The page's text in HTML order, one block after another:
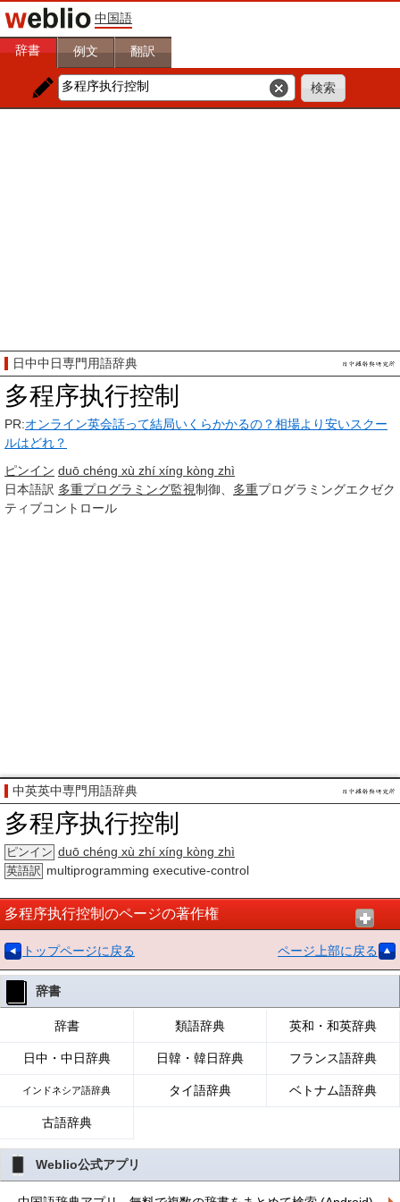
中国語
辞書 例文 翻訳
日中中日専門用語辞典
多程序执行控制
PR:オンライン英会話って結局いくらかかるの？相場より安いスクー
ルはどれ？
ピンイン duō chéng xù zhí xíng kòng zhì
日本語訳 多重プログラミング監視制御、 多重プログラミングエクゼク
ティブコントロール
中英英中専門用語辞典
多程序执行控制
ピンイン duō chéng xù zhí xíng kòng zhì
英語訳 multiprogramming executive-control
多程序执行控制のページの著作権
トップページに戻る ページ上部に戻る
辞書
辞書 類語辞典 英和・和英辞典
日中・中日辞典 日韓・韓日辞典 フランス語辞典
インドネシア語辞典 タイ語辞典 ベトナム語辞典
古語辞典
Weblio公式アプリ